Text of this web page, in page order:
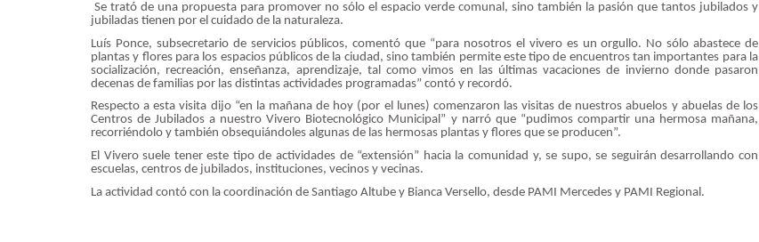
Se trató de una propuesta para promover no sólo el espacio verde comunal, sino también la pasión que tantos jubilados y
jubiladas tienen por el cuidado de la naturaleza.
Luís Ponce, subsecretario de servicios públicos, comentó que “para nosotros el vivero es un orgullo. No sólo abastece de
plantas y flores para los espacios públicos de la ciudad, sino también permite este tipo de encuentros tan importantes para la
socialización, recreación, enseñanza, aprendizaje, tal como vimos en las últimas vacaciones de invierno donde pasaron
decenas de familias por las distintas actividades programadas” contó y recordó.
Respecto a esta visita dijo “en la mañana de hoy (por el lunes) comenzaron las visitas de nuestros abuelos y abuelas de los
Centros de Jubilados a nuestro Vivero Biotecnológico Municipal” y narró que “pudimos compartir una hermosa mañana,
recorriéndolo y también obsequiándoles algunas de las hermosas plantas y flores que se producen”.
El Vivero suele tener este tipo de actividades de “extensión” hacia la comunidad y, se supo, se seguirán desarrollando con
escuelas, centros de jubilados, instituciones, vecinos y vecinas.
La actividad contó con la coordinación de Santiago Altube y Bianca Versello, desde PAMI Mercedes y PAMI Regional.